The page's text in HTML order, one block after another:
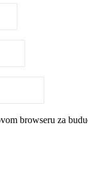
browseru za